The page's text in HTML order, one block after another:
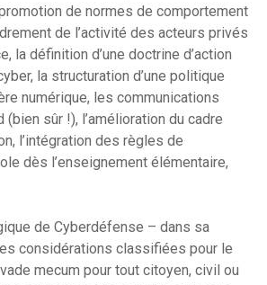
de normes de comportement
de l’activité des acteurs privés
la définition d’une doctrine d’action
la structuration d’une politique
numérique, les communications
sûr !), l’amélioration du cadre
l’intégration des règles de
dès l’enseignement élémentaire,
de Cyberdéfense – dans sa
considérations classifiées pour le
mecum pour tout citoyen, civil ou